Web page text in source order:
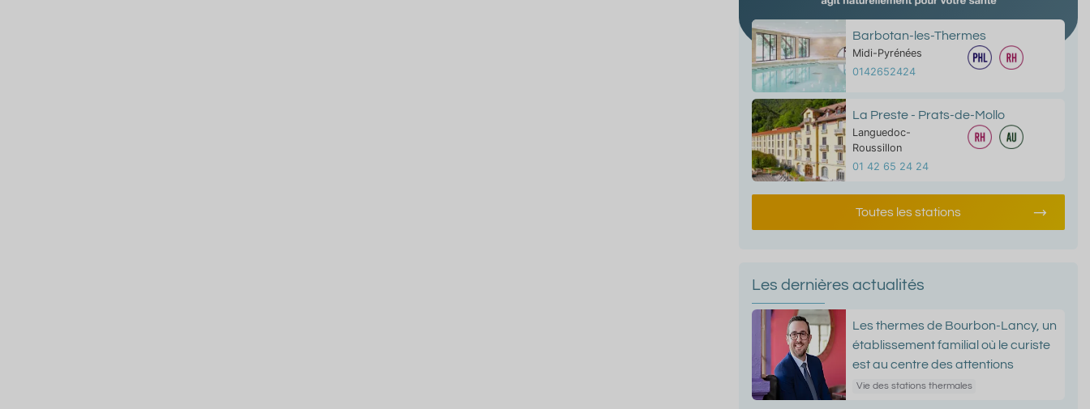
Barbotan-les-Thermes
Midi-Pyrénées
0142652424
La Preste - Prats-de-Mollo
Languedoc-
Roussillon
01 42 65 24 24
Toutes les stations
Les dernières actualités
Les thermes de Bourbon-Lancy, un
établissement familial où le curiste
est au centre des attentions
Vie des stations thermales